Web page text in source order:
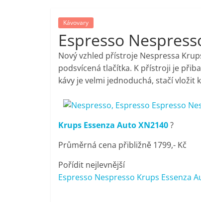
porovnání,
pračky,
televize,
notebooky,
mobilní
telefony,
kávovary,
Kávovary
Espresso
Nový vzhled přístroje Nespressa
podsvícená tlačítka. K přístroji je
kávy je velmi jednoduchá, stačí vložit
Krups Essenza Auto XN2140?
Průměrná cena přibližně 1799,- Kč
Pořídit nejlevnější
Espresso Nespresso Krups Essenza